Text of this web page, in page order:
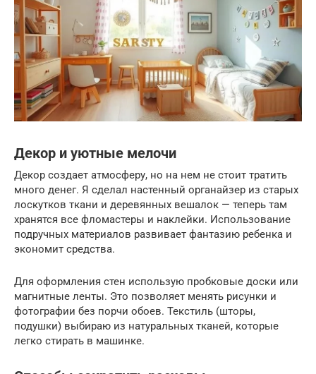
Декор и уютные мелочи
Декор создает атмосферу, но на нем не стоит тратить
много денег. Я сделал настенный органайзер из старых
лоскутков ткани и деревянных вешалок — теперь там
хранятся все фломастеры и наклейки. Использование
подручных материалов развивает фантазию ребенка и
экономит средства.
Для оформления стен использую пробковые доски или
магнитные ленты. Это позволяет менять рисунки и
фотографии без порчи обоев. Текстиль (шторы,
подушки) выбираю из натуральных тканей, которые
легко стирать в машинке.